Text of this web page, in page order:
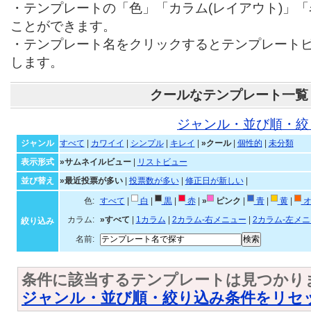
・テンプレートの「色」「カラム(レイアウト)」
ことができます。
・テンプレート名をクリックするとテンプレート
します。
クールなテンプレート一覧
ジャンル・並び順・
ジャンル すべて カワイイ シンプル| キレイ »クール| 個性的
未分類
表示形式
»サムネイルビュー|
リストビュー
並び替え
»最近投票が多い| 投票数が多い| 修正日が新しい|
絞り込み
色: すべて 白 黒| 赤| » ピンク 青| 黄|
カラム:
»すべて 1カラム 2カラム-右メニュー
2カラム-左メ
名前:
条件に該当するテンプレートは見つかり
ジャンル・並び順・絞り込み条件をリセ